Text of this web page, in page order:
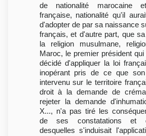
de nationalité marocaine
française, nationalité qu'il
d'adopter de par sa naissance
français, et d'autre part, que
la religion musulmane,
Maroc, le premier président
décidé d'appliquer la loi
inopérant pris de ce que
intervenu sur le territoire
droit à la demande de
rejeter la demande
X..., n'a pas tiré les
de ses constatations et
desquelles s'induisait